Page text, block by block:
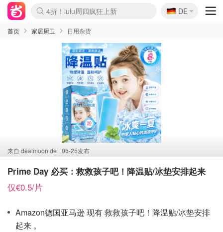
Boticinal 夏促开抢！
4折！lulu周四疯狂上新
还没结束！&OtherStories大促
Joybuy变相75折 随时失效
速领！Stanley独家85折
疑似霸哥！Camper额外叠85折
Zalando 奥莱闪促！每日更新
Moncler反季囤！5折起+叠9折
Coach Brooklyn仅€192
🇩🇪
DE
首页 家居厨卫 日用杂货
来自 dealmoon.de 06-25发布
Prime Day 必买：救救孩子吧！降温贴/冰垫安排起来
仅€0.5/片
Amazon德国亚马逊 现有 救救孩子吧！降温贴/冰垫安排
起来 。